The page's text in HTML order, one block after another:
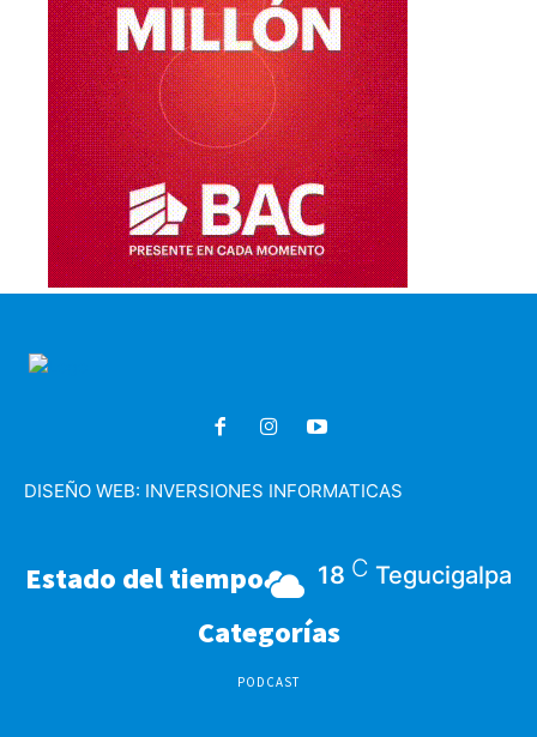
DISEÑO WEB: INVERSIONES INFORMATICAS
Estado del tiempo 18 C Tegucigalpa
Categorías
PODCAST